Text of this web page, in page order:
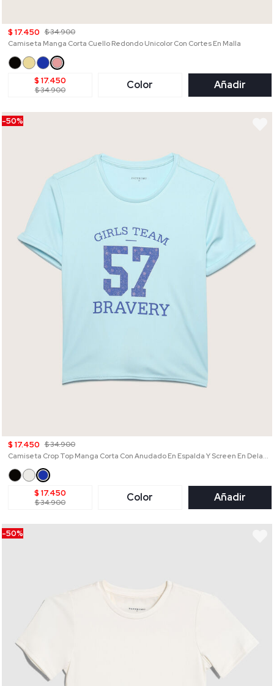
$ 17.450 $ 34.900
Camiseta Manga Corta Cuello Redondo Unicolor Con Cortes En Malla
$ 17.450
$ 34.900 Color Añadir
-50%
$ 17.450 $ 34.900
$ 17.450
$ 34.900 Color Añadir
-50%